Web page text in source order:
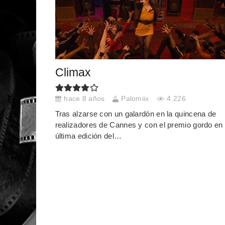
Climax
hace 8 años Palomiix 4.226
Tras alzarse con un galardón en la quincena de
realizadores de Cannes y con el premio gordo en
última edición del…